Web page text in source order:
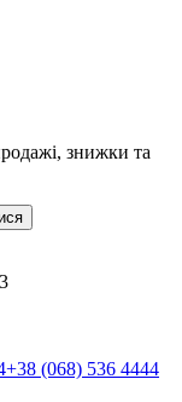
знижки та
+38 (068) 536 4444